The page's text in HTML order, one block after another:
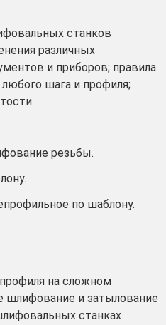
станков
различных
и приборов; правила
шага и профиля;
резьбы.
по шаблону.
на сложном
шлифование и затылование
станках